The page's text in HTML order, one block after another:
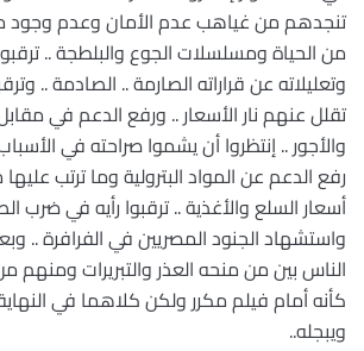
تنجدهم من غياهب عدم الأمان وعدم
من الحياة ومسلسلات الجوع والبلطجة .. ترقبوا
وتعليلاته عن قراراته الصارمة .. الصادمة ..
تقلل عنهم نار الأسعار .. ورفع الدعم في
والأجور .. إنتظروا أن يشموا صراحته في
رفع الدعم عن المواد البترولية وما ترتب
أسعار السلع والأغذية .. ترقبوا رأيه في ضرب
واستشهاد الجنود المصريين في الفرافرة ..
الناس بين من منحه العذر والتبريرات ومنهم
كأنه أمام فيلم مكرر ولكن كلاهما في
ويبجله..